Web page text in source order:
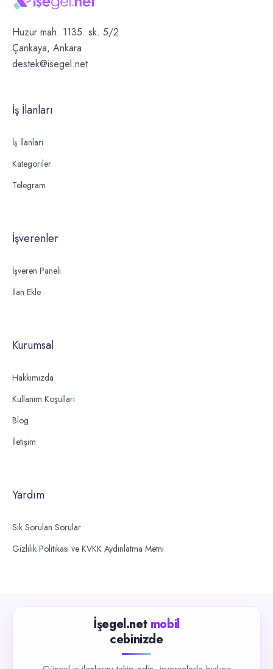
Huzur mah. 1135. sk. 5/2
Çankaya, Ankara
destek@isegel.net
İş İlanları
İş İlanları
Kategoriler
Telegram
İşverenler
İşveren Paneli
İlan Ekle
Kurumsal
Hakkımızda
Kullanım Koşulları
Blog
İletişim
Yardım
Sık Sorulan Sorular
Gizlilik Politikası ve KVKK Aydınlatma Metni
İşegel.net mobil
cebinizde